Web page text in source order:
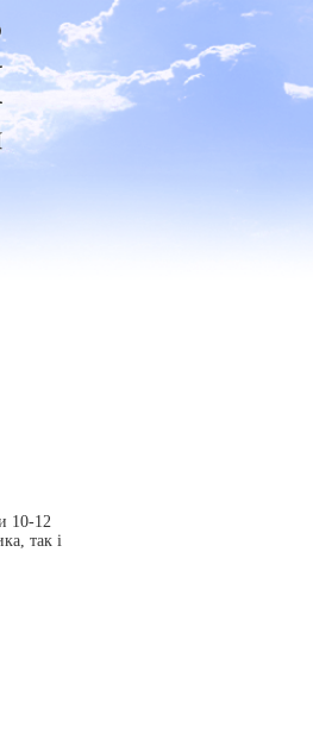
10-12
так і